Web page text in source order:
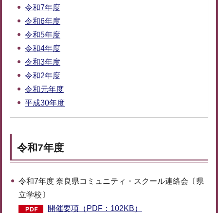
令和7年度
令和6年度
令和5年度
令和4年度
令和3年度
令和2年度
令和元年度
平成30年度
令和7年度
令和7年度 奈良県コミュニティ・スクール連絡会〔県
立学校〕
開催要項（PDF：102KB）